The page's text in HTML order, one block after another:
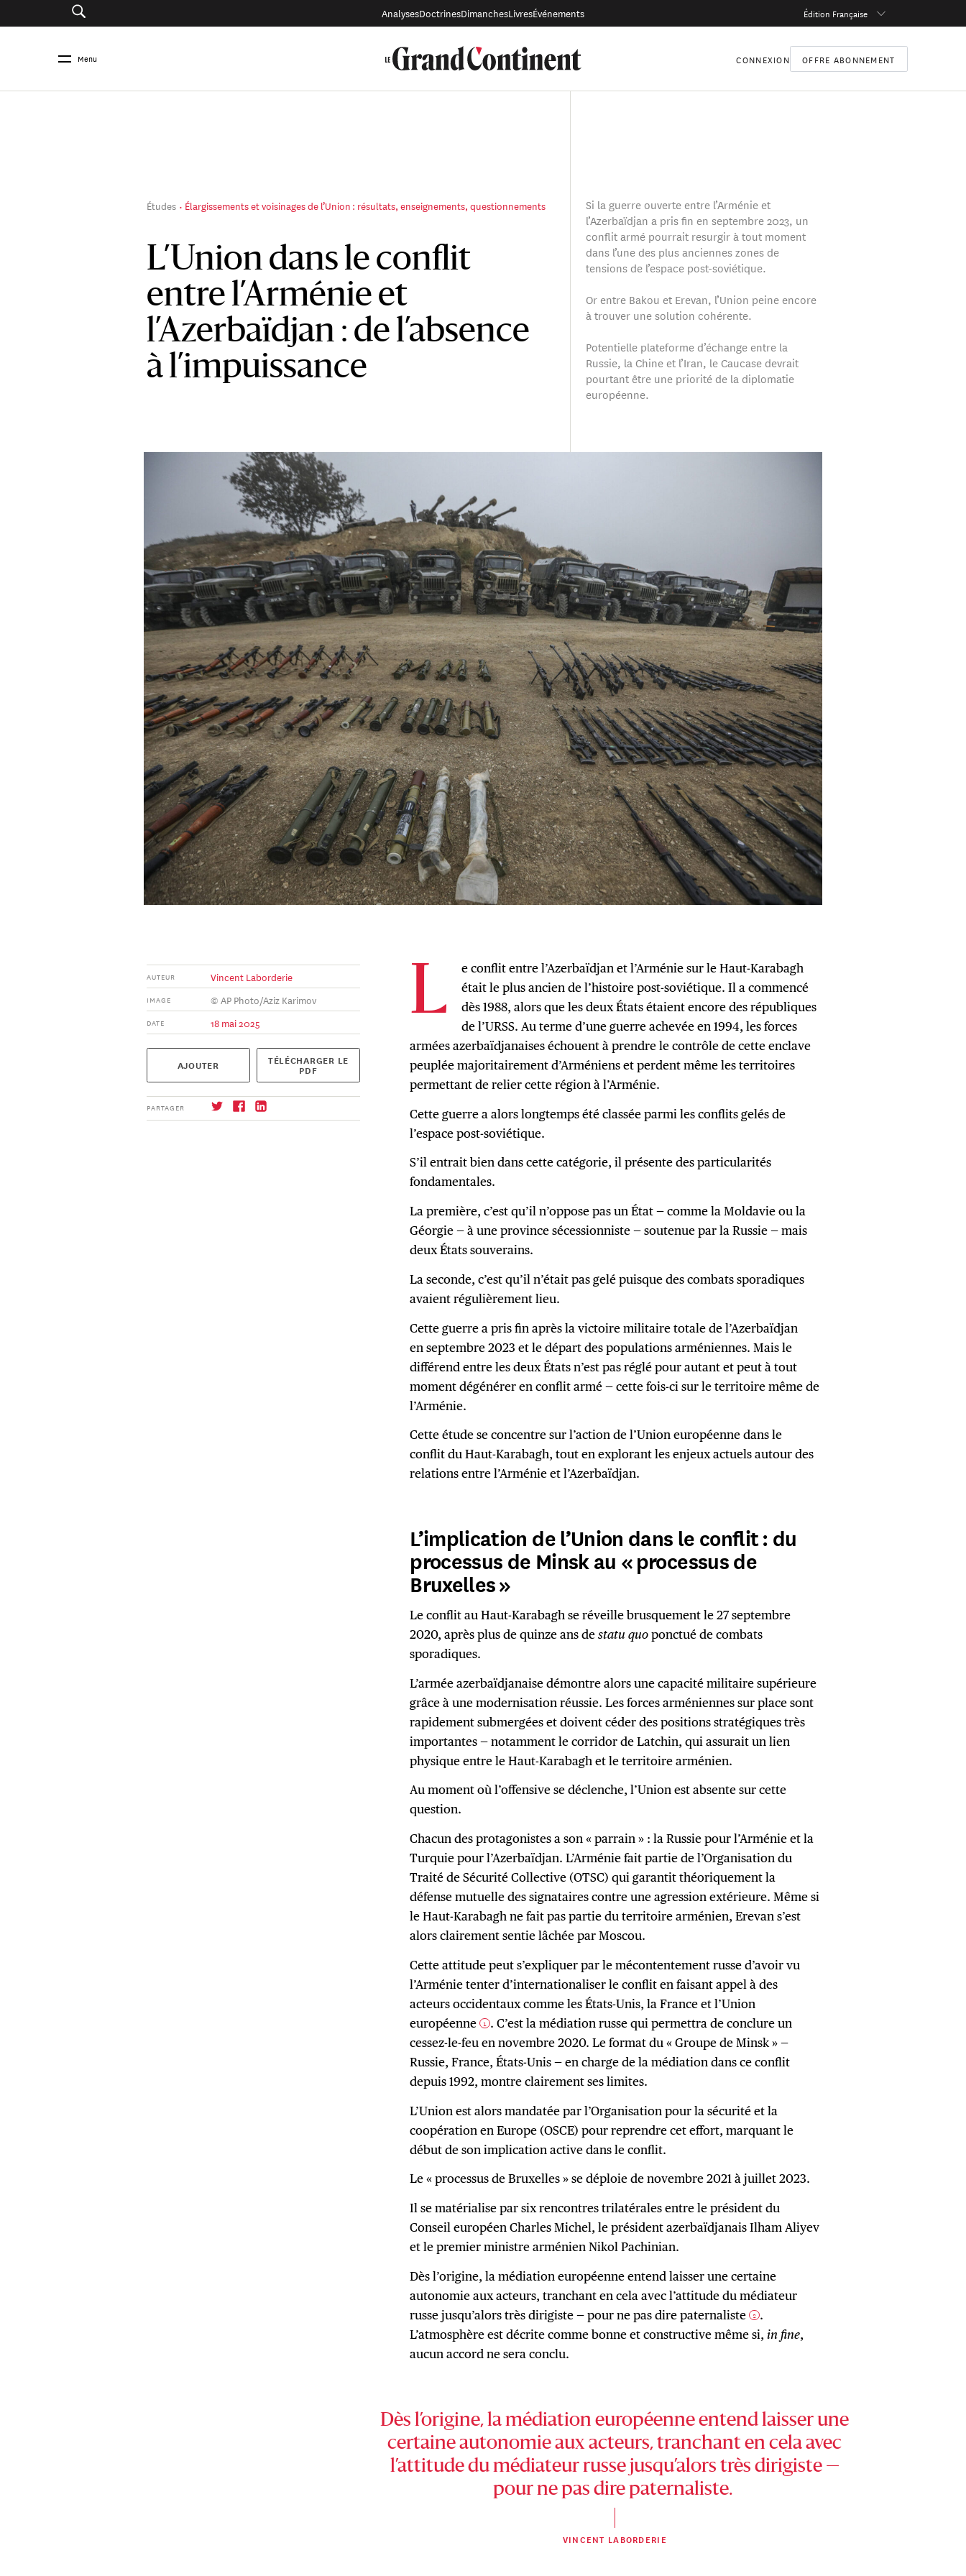
AnalysesDoctrinesDimanchesLivresÉvénements Édition Française
Menu CONNEXION OFFRE ABONNEMENT
L’Union dans le conflit
entre l’Arménie et
l’Azerbaïdjan : de l’absence
à l’impuissance
Études Élargissements et voisinages de l’Union : résultats, enseignements, questionnements
Si la guerre ouverte entre l’Arménie et
l’Azerbaïdjan a pris fin en septembre 2023, un
conflit armé pourrait resurgir à tout moment
dans l’une des plus anciennes zones de
tensions de l’espace post-soviétique.
Or entre Bakou et Erevan, l’Union peine encore
à trouver une solution cohérente.
Potentielle plateforme d’échange entre la
Russie, la Chine et l’Iran, le Caucase devrait
pourtant être une priorité de la diplomatie
européenne.
AUTEUR Vincent Laborderie
IMAGE © AP Photo/Aziz Karimov
DATE 18 mai 2025
AJOUTER TÉLÉCHARGER LE
PDF
PARTAGER
L
e conflit entre l’Azerbaïdjan et l’Arménie sur le Haut-Karabagh
était le plus ancien de l’histoire post-soviétique. Il a commencé
dès 1988, alors que les deux États étaient encore des républiques
de l’URSS. Au terme d’une guerre achevée en 1994, les forces
armées azerbaïdjanaises échouent à prendre le contrôle de cette enclave
peuplée majoritairement d’Arméniens et perdent même les territoires
permettant de relier cette région à l’Arménie.
Cette guerre a alors longtemps été classée parmi les conflits gelés de
l’espace post-soviétique.
S’il entrait bien dans cette catégorie, il présente des particularités
fondamentales.
La première, c’est qu’il n’oppose pas un État — comme la Moldavie ou la
Géorgie — à une province sécessionniste — soutenue par la Russie — mais
deux États souverains.
La seconde, c’est qu’il n’était pas gelé puisque des combats sporadiques
avaient régulièrement lieu.
Cette guerre a pris fin après la victoire militaire totale de l’Azerbaïdjan
en septembre 2023 et le départ des populations arméniennes. Mais le
différend entre les deux États n’est pas réglé pour autant et peut à tout
moment dégénérer en conflit armé — cette fois-ci sur le territoire même de
l’Arménie.
Cette étude se concentre sur l’action de l’Union européenne dans le
conflit du Haut-Karabagh, tout en explorant les enjeux actuels autour des
relations entre l’Arménie et l’Azerbaïdjan.
L’implication de l’Union dans le conflit : du
processus de Minsk au « processus de
Bruxelles »
Le conflit au Haut-Karabagh se réveille brusquement le 27 septembre
2020, après plus de quinze ans destatu quoponctué de combats
sporadiques.
L’armée azerbaïdjanaise démontre alors une capacité militaire supérieure
grâce à une modernisation réussie. Les forces arméniennes sur place sont
rapidement submergées et doivent céder des positions stratégiques très
importantes — notamment le corridor de Latchin, qui assurait un lien
physique entre le Haut-Karabagh et le territoire arménien.
Au moment où l’offensive se déclenche, l’Union est absente sur cette
question.
Chacun des protagonistes a son « parrain » : la Russie pour l’Arménie et la
Turquie pour l’Azerbaïdjan. L’Arménie fait partie de l’Organisation du
Traité de Sécurité Collective (OTSC) qui garantit théoriquement la
défense mutuelle des signataires contre une agression extérieure. Même si
le Haut-Karabagh ne fait pas partie du territoire arménien, Erevan s’est
alors clairement sentie lâchée par Moscou.
Cette attitude peut s’expliquer par le mécontentement russe d’avoir vu
l’Arménie tenter d’internationaliser le conflit en faisant appel à des
acteurs occidentaux comme les États-Unis, la France et l’Union
européenne 1 . C’est la médiation russe qui permettra de conclure un
cessez-le-feu en novembre 2020. Le format du « Groupe de Minsk » —
Russie, France, États-Unis — en charge de la médiation dans ce conflit
depuis 1992, montre clairement ses limites.
L’Union est alors mandatée par l’Organisation pour la sécurité et la
coopération en Europe (OSCE) pour reprendre cet effort, marquant le
début de son implication active dans le conflit.
Le « processus de Bruxelles » se déploie de novembre 2021 à juillet 2023.
Il se matérialise par six rencontres trilatérales entre le président du
Conseil européen Charles Michel, le président azerbaïdjanais Ilham Aliyev
et le premier ministre arménien Nikol Pachinian.
Dès l’origine, la médiation européenne entend laisser une certaine
autonomie aux acteurs, tranchant en cela avec l’attitude du médiateur
russe jusqu’alors très dirigiste — pour ne pas dire paternaliste 2 .
L’atmosphère est décrite comme bonne et constructive même si,in fine,
aucun accord ne sera conclu.
Dès l’origine, la médiation européenne entend laisser une
certaine autonomie aux acteurs, tranchant en cela avec
l’attitude du médiateur russe jusqu’alors très dirigiste —
pour ne pas dire paternaliste.
VINCENT LABORDERIE